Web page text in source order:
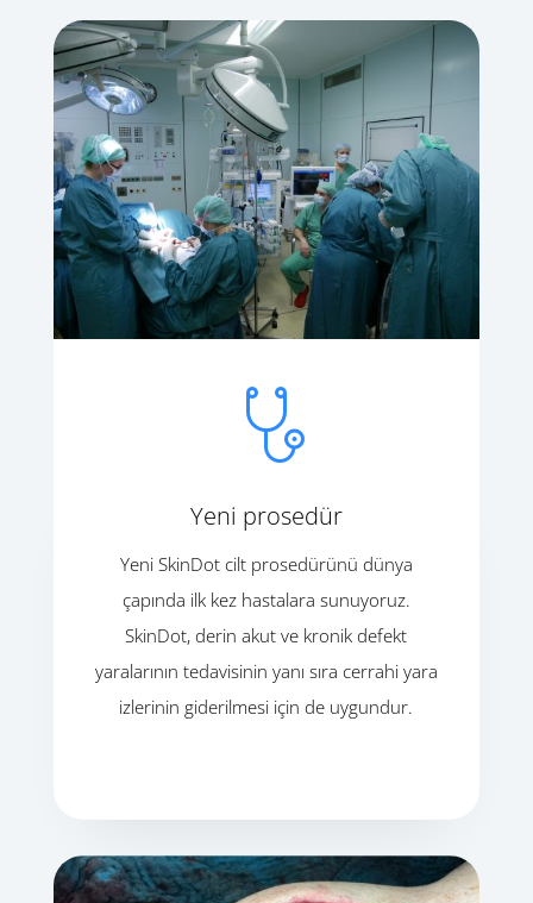
Yeni prosedür
Yeni SkinDot cilt prosedürünü dünya
çapında ilk kez hastalara sunuyoruz.
SkinDot, derin akut ve kronik defekt
yaralarının tedavisinin yanı sıra cerrahi yara
izlerinin giderilmesi için de uygundur.